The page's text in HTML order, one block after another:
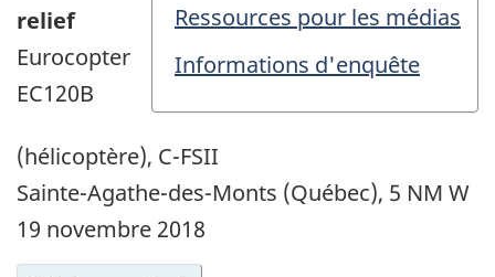
Ressources pour les médias
Informations d'enquête
relief
Eurocopter
EC120B
(hélicoptère), C-FSII
Sainte-Agathe-des-Monts (Québec), 5 NM W
19 novembre 2018